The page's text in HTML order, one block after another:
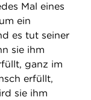
Mal eines
ein
es tut seiner
sie ihm
ganz im
erfüllt,
sie ihm